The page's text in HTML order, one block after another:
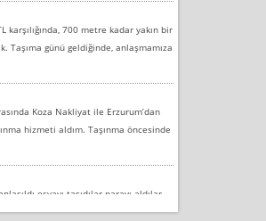
700 metre kadar yakın bir
Taşıma günü geldiğinde, anlaşmamıza
Koza Nakliyat ile Erzurum’dan
hizmeti aldım. Taşınma öncesinde
eşyayı taşıdılar parayı aldılar.
boydan alüminyum renkli bantı